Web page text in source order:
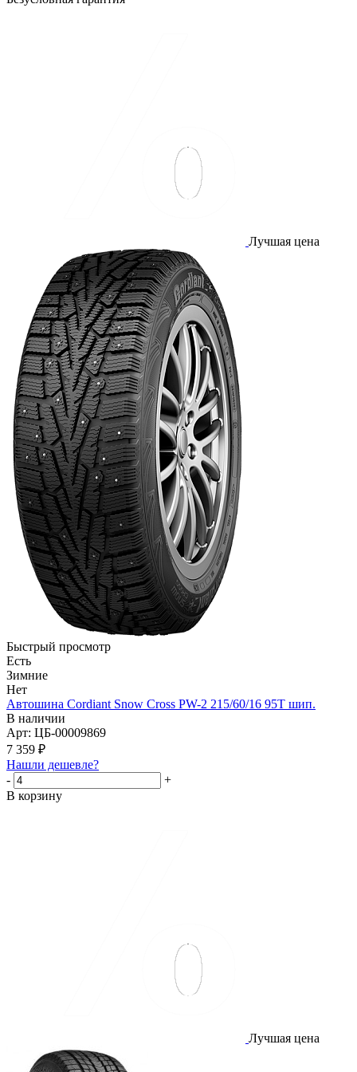
Лучшая цена
Быстрый просмотр
Есть
Зимние
Нет
Автошина Cordiant Snow Cross PW-2 215/60/16 95T шип.
В наличии
Арт: ЦБ-00009869
7 359 ₽
Нашли дешевле?
-
+
В корзину
Лучшая цена